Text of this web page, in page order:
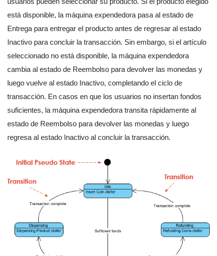
está disponible, la máquina expendedora pasa al estado de
Entrega para entregar el producto antes de regresar al estado
Inactivo para concluir la transacción. Sin embargo, si el artículo
seleccionado no está disponible, la máquina expendedora
cambia al estado de Reembolso para devolver las monedas y
luego vuelve al estado Inactivo, completando el ciclo de
transacción. En casos en que los usuarios no insertan fondos
suficientes, la máquina expendedora transita rápidamente al
estado de Reembolso para devolver las monedas y luego
regresa al estado Inactivo al concluir la transacción.